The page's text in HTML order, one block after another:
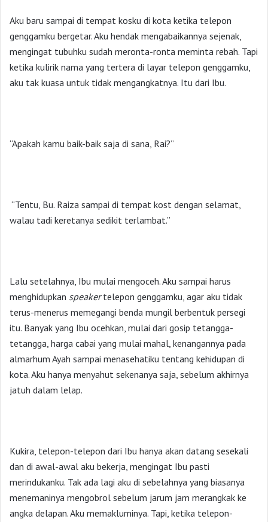
Aku baru sampai di tempat kosku di kota ketika telepon
genggamku bergetar. Aku hendak mengabaikannya sejenak,
mengingat tubuhku sudah meronta-ronta meminta rebah. Tapi
ketika kulirik nama yang tertera di layar telepon genggamku,
aku tak kuasa untuk tidak mengangkatnya. Itu dari Ibu.
“Apakah kamu baik-baik saja di sana, Rai?”
“Tentu, Bu. Raiza sampai di tempat kost dengan selamat,
walau tadi keretanya sedikit terlambat.”
Lalu setelahnya, Ibu mulai mengoceh. Aku sampai harus
menghidupkan speakertelepon genggamku, agar aku tidak
terus-menerus memegangi benda mungil berbentuk persegi
itu. Banyak yang Ibu ocehkan, mulai dari gosip tetangga-
tetangga, harga cabai yang mulai mahal, kenangannya pada
almarhum Ayah sampai menasehatiku tentang kehidupan di
kota. Aku hanya menyahut sekenanya saja, sebelum akhirnya
jatuh dalam lelap.
Kukira, telepon-telepon dari Ibu hanya akan datang sesekali
dan di awal-awal aku bekerja, mengingat Ibu pasti
merindukanku. Tak ada lagi aku di sebelahnya yang biasanya
menemaninya mengobrol sebelum jarum jam merangkak ke
angka delapan. Aku memakluminya. Tapi, ketika telepon-